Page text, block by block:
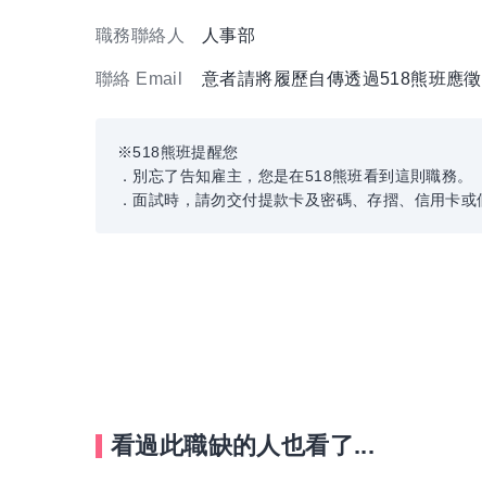
職務聯絡人 人事部
聯絡 Email 意者請將履歷自傳透過518熊班應
※518熊班提醒您
．別忘了告知雇主，您是在518熊班看到這則職務。
．面試時，請勿交付提款卡及密碼、存摺、信用卡
看過此職缺的人也看了...